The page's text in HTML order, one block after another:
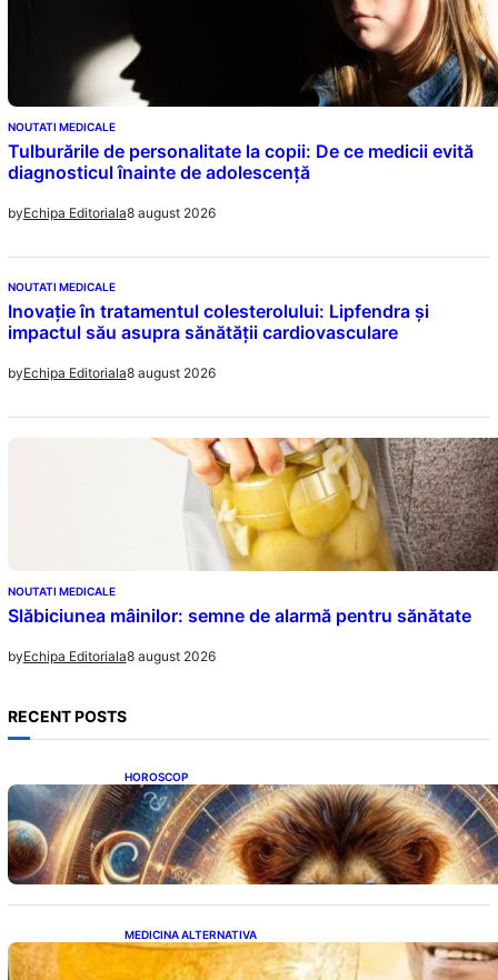
NOUTATI MEDICALE
Tulburările de personalitate la copii: De ce medicii evită
diagnosticul înainte de adolescență
byEchipa Editoriala8 august 2026
NOUTATI MEDICALE
Inovație în tratamentul colesterolului: Lipfendra și
impactul său asupra sănătății cardiovasculare
byEchipa Editoriala8 august 2026
NOUTATI MEDICALE
Slăbiciunea mâinilor: semne de alarmă pentru sănătate
byEchipa Editoriala8 august 2026
RECENT POSTS
HOROSCOP
Portalul Leului 8/8: Oportunități de
Abundență pentru Cinci Zodii în 2026
MEDICINA ALTERNATIVA
Cele cinci băuturi esențiale pentru